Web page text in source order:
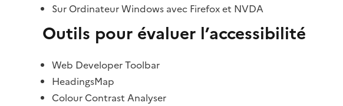
Sur Ordinateur Windows avec Firefox et NVDA
Outils pour évaluer l’accessibilité
Web Developer Toolbar
HeadingsMap
Colour Contrast Analyser